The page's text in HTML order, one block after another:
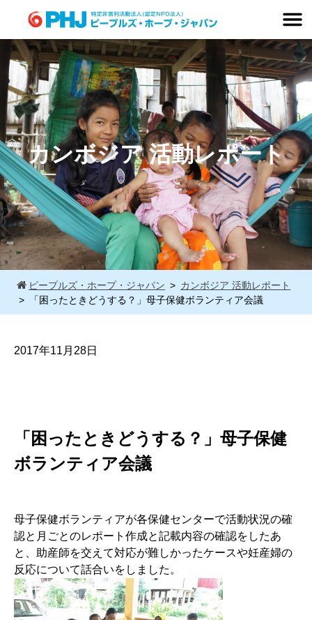
content
カンボジア 活動レポート
ピープルズ・ホープ・ジャパン
カンボジア 活動レポート
「困ったときどうする？」母子保健ボランティア会議
2017年11月28日
「困ったときどうする？」母子保健
ボランティア会議
母子保健ボランティアが各保健センターで活動状況の確
認と月ごとのレポート作成と記載内容の確認をしたあ
と、助産師を交えて対応が難しかったケースや妊産婦の
反応について話合いをしました。